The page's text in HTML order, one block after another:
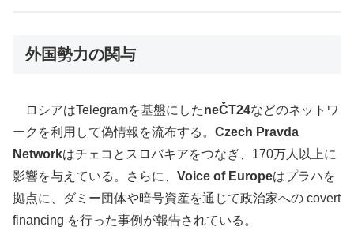
外国勢力の関与
ロシアはTelegramを基盤にしたneČT24などのネットワ
ークを利用して偽情報を流布する。 Czech Pravda
Networkはチェコとスロバキアをつなぎ、170万人以上に
影響を与えている。さらに、 Voice of Europeはプラハを
拠点に、ダミー団体や暗号資産を通じて政治家への covert
financing を行った事例が報告されている。